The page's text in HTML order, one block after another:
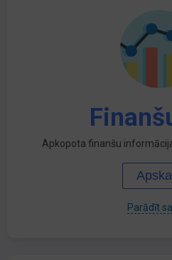
Apkopota finanšu
Parādīt